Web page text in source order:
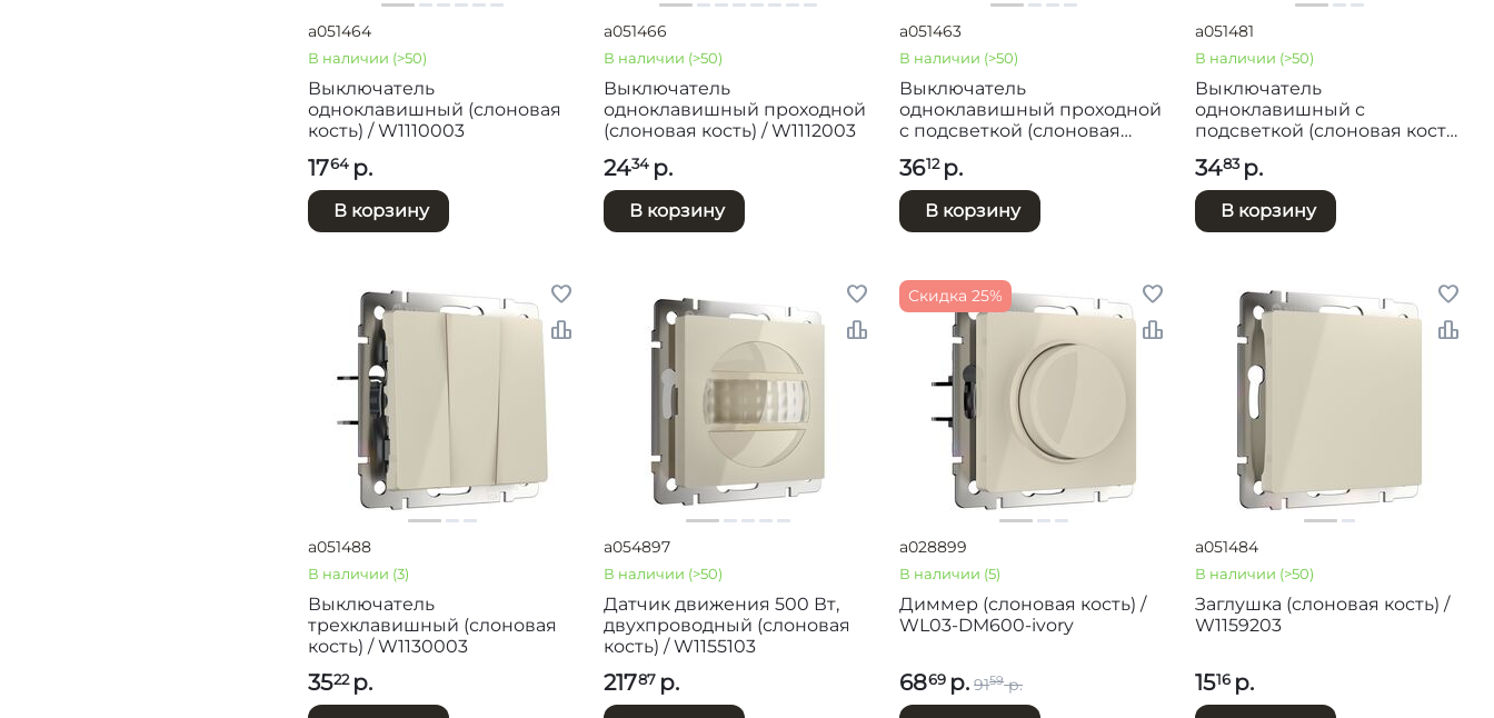
Выключатель
одноклавишный (слоновая
кость) / W1110003
1764 р.
В корзину
a051464
В наличии (>50)
Выключатель
одноклавишный проходной
(слоновая кость) / W1112003
2434 р.
В корзину
a051466
В наличии (>50)
Выключатель
одноклавишный проходной
c подсветкой (слоновая
3612 р.
В корзину
a051463
В наличии (>50)
Выключатель
одноклавишный с
подсветкой (слоновая кость)
3483 р.
В корзину
a051481
В наличии (>50)
Выключатель
трехклавишный (слоновая
кость) / W1130003
3522 р.
a051488
В наличии (3)
Датчик движения 500 Вт,
двухпроводный (слоновая
кость) / W1155103
21787 р.
a054897
В наличии (>50)
Скидка 25%
Диммер (слоновая кость) /
WL03-DM600-ivory
6869 р. 9159 р.
a028899
В наличии (5)
Заглушка (слоновая кость) /
W1159203
1516 р.
a051484
В наличии (>50)